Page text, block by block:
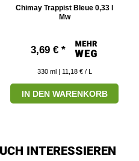
Chimay Trappist Bleue 0,33 l
Mw
3,69 € *
330 ml | 11,18 € / L
IN DEN WARENKORB
INTERESSIEREN